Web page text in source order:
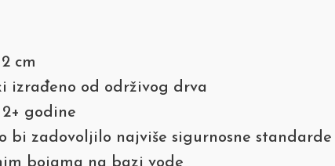
cm
izrađeno od održivog drva
godine
bi zadovoljilo najviše sigurnosne standarde
bojama na bazi vode